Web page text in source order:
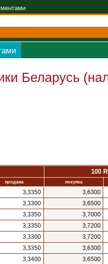
Беларусь
100
продажа покупка
3,3350 3,6300
3,3300 3,6500
3,3350 3,7000
3,3350 3,7200
3,3300 3,7200
3,3350 3,6300
3,3400 3,6500